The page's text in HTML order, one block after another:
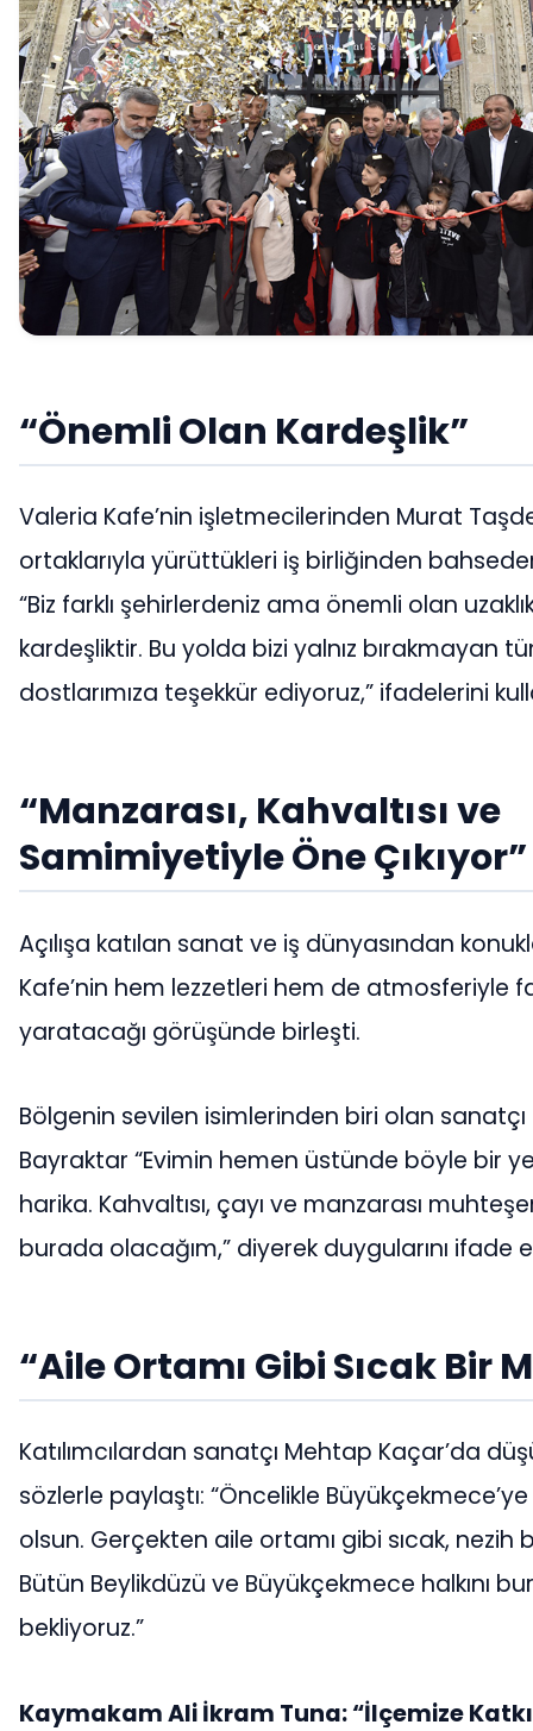
“Önemli Olan Kardeşlik”
Valeria Kafe’nin işletmecilerinden Murat
ortaklarıyla yürüttükleri iş birliğinden
“Biz farklı şehirlerdeniz ama önemli olan
kardeşliktir. Bu yolda bizi yalnız bırakmayan
dostlarımıza teşekkür ediyoruz,” ifadelerini
“Manzarası, Kahvaltısı ve
Samimiyetiyle Öne Çıkıyor”
Açılışa katılan sanat ve iş dünyasından
Kafe’nin hem lezzetleri hem de atmosferiyle
yaratacağı görüşünde birleşti.
Bölgenin sevilen isimlerinden biri olan sanatçı
Bayraktar “Evimin hemen üstünde böyle bir
harika. Kahvaltısı, çayı ve manzarası
burada olacağım,” diyerek duygularını ifade
“Aile Ortamı Gibi Sıcak Bir
Katılımcılardan sanatçı Mehtap Kaçar’da
sözlerle paylaştı: “Öncelikle Büyükçekmece’ye
olsun. Gerçekten aile ortamı gibi sıcak, nezih
Bütün Beylikdüzü ve Büyükçekmece halkını
bekliyoruz.”
Kaymakam Ali İkram Tuna: “İlçemize